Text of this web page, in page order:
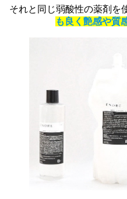
それと同じ弱酸性の薬剤を
も良く艶感や質